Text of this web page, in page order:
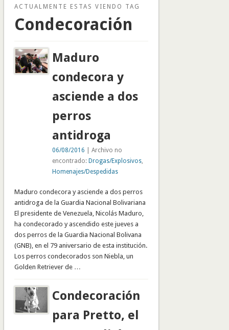
ACTUALMENTE ESTAS VIENDO TAG
Condecoración
Maduro
condecora y
asciende a dos
perros
antidroga
06/08/2016 | Archivo no
encontrado: Drogas/Explosivos,
Homenajes/Despedidas
Maduro condecora y asciende a dos perros
antidroga de la Guardia Nacional Bolivariana
El presidente de Venezuela, Nicolás Maduro,
ha condecorado y ascendido este jueves a
dos perros de la Guardia Nacional Bolivana
(GNB), en el 79 aniversario de esta institución.
Los perros condecorados son Niebla, un
Golden Retriever de …
Condecoración
para Pretto, el